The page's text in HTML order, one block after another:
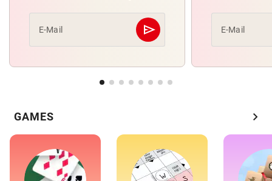
E-Mail send
Abschicken E-Mail
GAMES chevron_right